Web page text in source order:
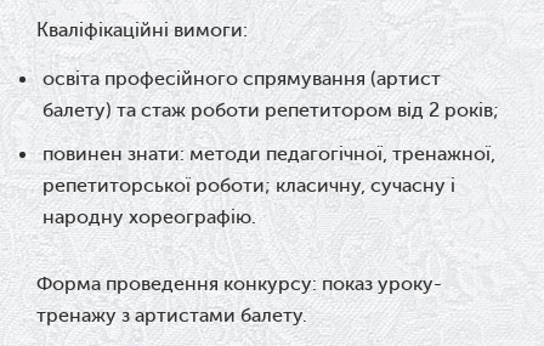
Кваліфікаційні вимоги:
освіта професійного спрямування (артист
балету) та стаж роботи репетитором від 2 років;
повинен знати: методи педагогічної, тренажної,
репетиторської роботи; класичну, сучасну і
народну хореографію.
Форма проведення конкурсу: показ уроку-
тренажу з артистами балету.